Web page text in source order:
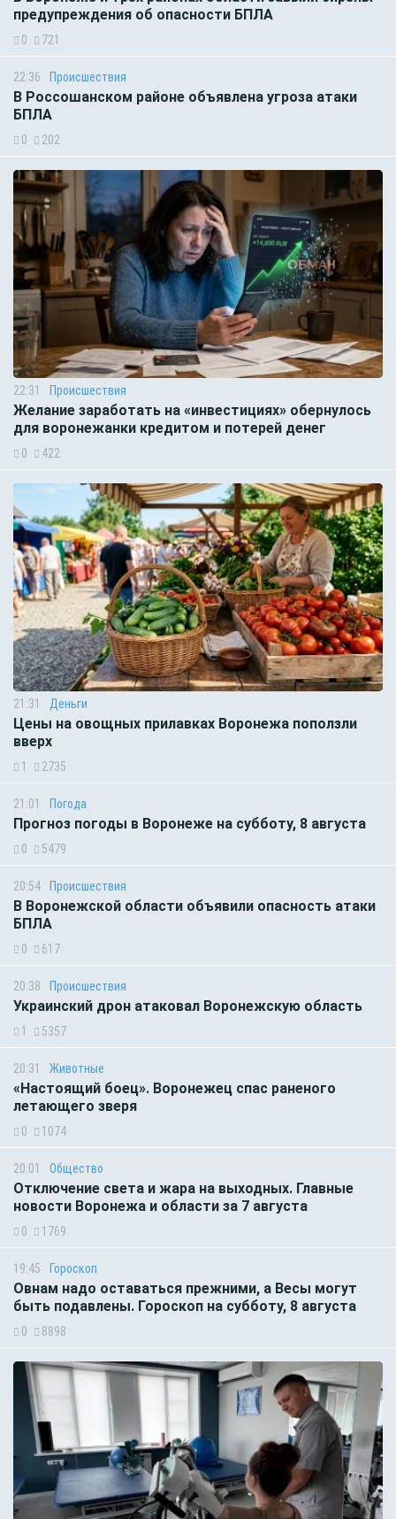
предупреждения об опасности БПЛА
0 721
22:36 Происшествия
В Россошанском районе объявлена угроза атаки
БПЛА
0 202
22:31 Происшествия
Желание заработать на «инвестициях» обернулось
для воронежанки кредитом и потерей денег
0 422
21:31 Деньги
Цены на овощных прилавках Воронежа поползли
вверх
1 2735
21:01 Погода
Прогноз погоды в Воронеже на субботу, 8 августа
0 5479
20:54 Происшествия
В Воронежской области объявили опасность атаки
БПЛА
0 617
20:38 Происшествия
Украинский дрон атаковал Воронежскую область
1 5357
20:31 Животные
«Настоящий боец». Воронежец спас раненого
летающего зверя
0 1074
20:01 Общество
Отключение света и жара на выходных. Главные
новости Воронежа и области за 7 августа
0 1769
19:45 Гороскоп
Овнам надо оставаться прежними, а Весы могут
быть подавлены. Гороскоп на субботу, 8 августа
0 8898